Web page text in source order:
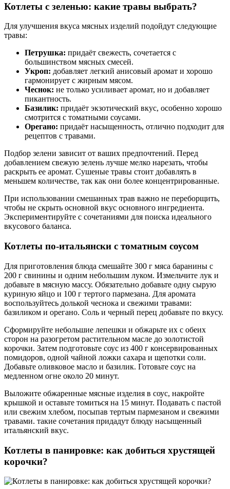
Котлеты с зеленью: какие травы выбрать?
Для улучшения вкуса мясных изделий подойдут следующие
травы:
Петрушка: придаёт свежесть, сочетается с
большинством мясных смесей.
Укроп: добавляет легкий анисовый аромат и хорошо
гармонирует с жирным мясом.
Чеснок: не только усиливает аромат, но и добавляет
пикантность.
Базилик: придаёт экзотический вкус, особенно хорошо
смотрится с томатными соусами.
Орегано: придаёт насыщенность, отлично подходит для
рецептов с травами.
Подбор зелени зависит от ваших предпочтений. Перед
добавлением свежую зелень лучше мелко нарезать, чтобы
раскрыть ее аромат. Сушеные травы стоит добавлять в
меньшем количестве, так как они более концентрированные.
При использовании смешанных трав важно не переборщить,
чтобы не скрыть основной вкус основного ингредиента.
Экспериментируйте с сочетаниями для поиска идеального
вкусового баланса.
Котлеты по-итальянски с томатным соусом
Для приготовления блюда смешайте 300 г мяса баранины с
200 г свинины и одним небольшим луком. Измельчите лук и
добавьте в мясную массу. Обязательно добавьте одну сырую
куриную яйцо и 100 г тертого пармезана. Для аромата
воспользуйтесь долькой чеснока и свежими травами:
базиликом и орегано. Соль и черный перец добавьте по вкусу.
Сформируйте небольшие лепешки и обжарьте их с обеих
сторон на разогретом растительном масле до золотистой
корочки. Затем подготовьте соус из 400 г консервированных
помидоров, одной чайной ложки сахара и щепотки соли.
Добавьте оливковое масло и базилик. Готовьте соус на
медленном огне около 20 минут.
Выложите обжаренные мясные изделия в соус, накройте
крышкой и оставьте томиться на 15 минут. Подавать с пастой
или свежим хлебом, посыпав тертым пармезаном и свежими
травами. такие сочетания придадут блюду насыщенный
итальянский вкус.
Котлеты в панировке: как добиться хрустящей
корочки?